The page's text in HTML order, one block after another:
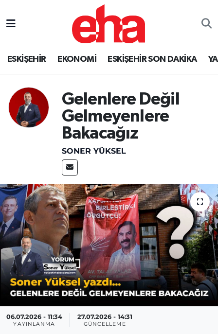
ESKİŞEHİR EKONOMİ ESKİŞEHİR SON DAKİKA
Gelenlere Değil
Gelmeyenlere
Bakacağız
SONER YÜKSEL
06.07.2026 - 11:34
YAYINLANMA
27.07.2026 - 14:31
GÜNCELLEME